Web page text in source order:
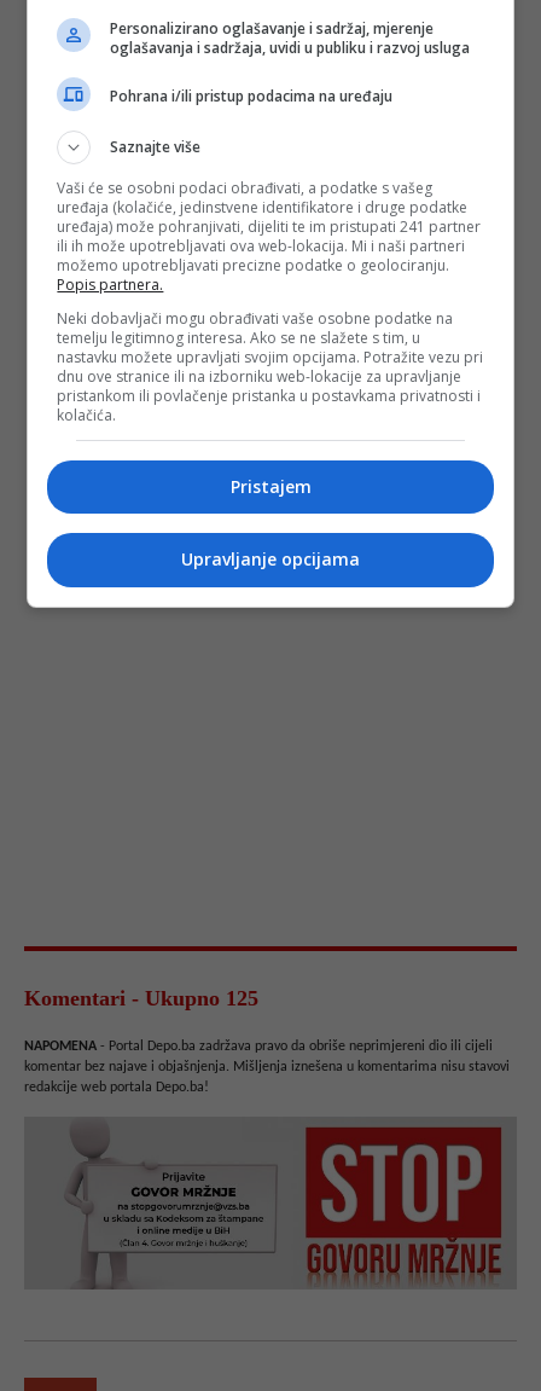
Komentari - Ukupno 125
NAPOMENA - Portal Depo.ba zadržava pravo da obriše neprimjereni dio ili cijeli
komentar bez najave i objašnjenja. Mišljenja iznešena u komentarima nisu stavovi
redakcije web portala Depo.ba!
Personalizirano oglašavanje i sadržaj, mjerenje
oglašavanja i sadržaja, uvidi u publiku i razvoj usluga
Pohrana i/ili pristup podacima na uređaju
Saznajte više
Vaši će se osobni podaci obrađivati, a podatke s vašeg
uređaja (kolačiće, jedinstvene identifikatore i druge podatke
uređaja) može pohranjivati, dijeliti te im pristupati 241 partner
ili ih može upotrebljavati ova web-lokacija. Mi i naši partneri
možemo upotrebljavati precizne podatke o geolociranju.
Popis partnera.
Neki dobavljači mogu obrađivati vaše osobne podatke na
temelju legitimnog interesa. Ako se ne slažete s tim, u
nastavku možete upravljati svojim opcijama. Potražite vezu pri
dnu ove stranice ili na izborniku web-lokacije za upravljanje
pristankom ili povlačenje pristanka u postavkama privatnosti i
kolačića.
Pristajem
Upravljanje opcijama